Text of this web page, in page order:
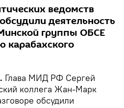
ведомств
деятельность
группы ОБСЕ
карабахского
Глава МИД РФ Сергей
коллега Жан-Марк
обсудили